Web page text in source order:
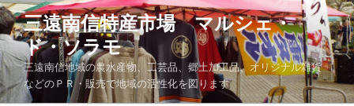
コ
ン
テ
ン
ツ
へ
三遠南信特産市場 マルシェ・
ド・ソラモ
三遠南信地域の農水産物、工芸品、郷土加工品、オリジナル雑貨
などのＰＲ・販売で地域の活性化を図ります